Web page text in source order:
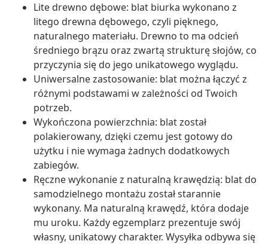
Lite drewno dębowe: blat biurka wykonano z
litego drewna dębowego, czyli pięknego,
naturalnego materiału. Drewno to ma odcień
średniego brązu oraz zwartą strukturę słojów, co
przyczynia się do jego unikatowego wyglądu.
Uniwersalne zastosowanie: blat można łączyć z
różnymi podstawami w zależności od Twoich
potrzeb.
Wykończona powierzchnia: blat został
polakierowany, dzięki czemu jest gotowy do
użytku i nie wymaga żadnych dodatkowych
zabiegów.
Ręczne wykonanie z naturalną krawędzią: blat do
samodzielnego montażu został starannie
wykonany. Ma naturalną krawędź, która dodaje
mu uroku. Każdy egzemplarz prezentuje swój
własny, unikatowy charakter. Wysyłka odbywa się